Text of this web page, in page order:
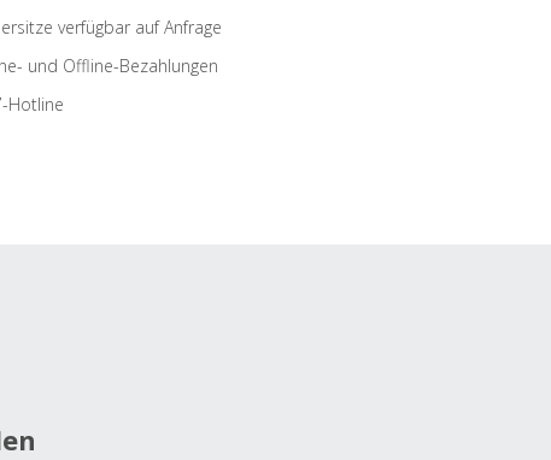
verfügbar auf Anfrage
und Offline-Bezahlungen
Hotline